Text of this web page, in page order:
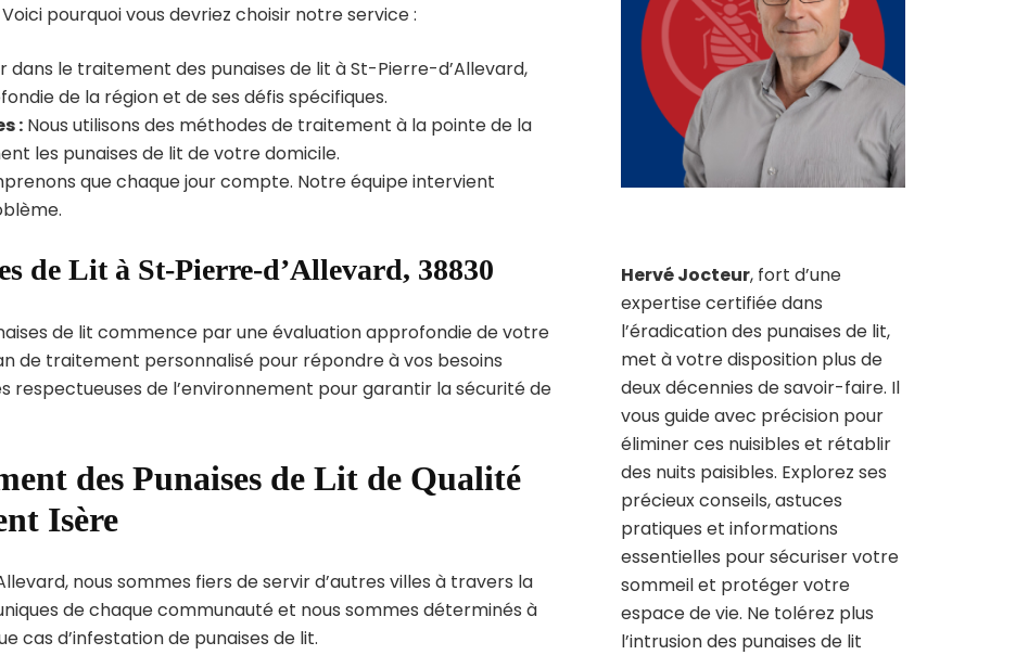
pourquoi vous devriez choisir notre service :
dans le traitement des punaises de lit à St-Pierre-d’Allevard,
de la région et de ses défis spécifiques.
: Nous utilisons des méthodes de traitement à la pointe de la
les punaises de lit de votre domicile.
que chaque jour compte. Notre équipe intervient
de Lit à St-Pierre-d’Allevard, 38830
de lit commence par une évaluation approfondie de votre
de traitement personnalisé pour répondre à vos besoins
respectueuses de l’environnement pour garantir la sécurité de
des Punaises de Lit de Qualité
Isère
nous sommes fiers de servir d’autres villes à travers la
de chaque communauté et nous sommes déterminés à
cas d’infestation de punaises de lit.
Hervé Jocteur, fort d’une
expertise certifiée dans
l’éradication des punaises de lit,
met à votre disposition plus de
deux décennies de savoir-faire. Il
vous guide avec précision pour
éliminer ces nuisibles et rétablir
des nuits paisibles. Explorez ses
précieux conseils, astuces
pratiques et informations
essentielles pour sécuriser votre
sommeil et protéger votre
espace de vie. Ne tolérez plus
l’intrusion des punaises de lit